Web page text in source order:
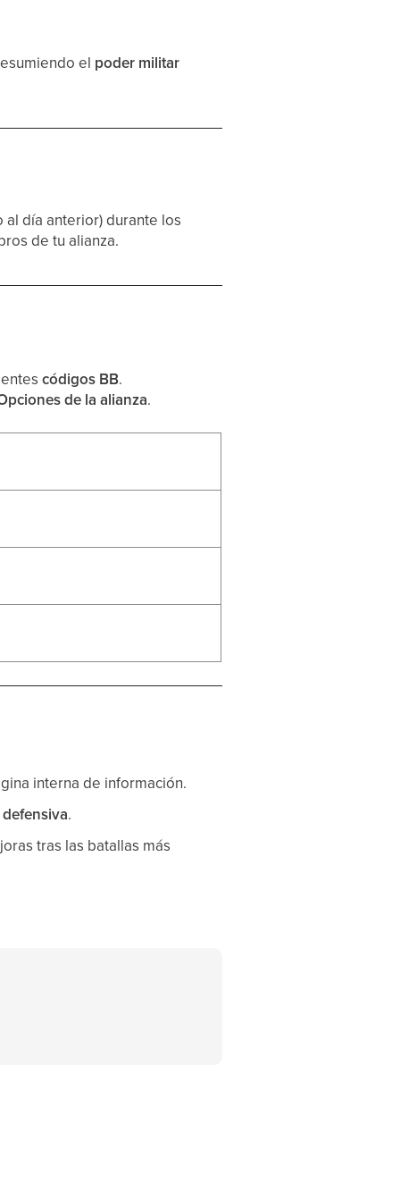
el poder militar
día anterior) durante los
de tu alianza.
códigos BB.
de la alianza.
interna de información.
.
tras las batallas más